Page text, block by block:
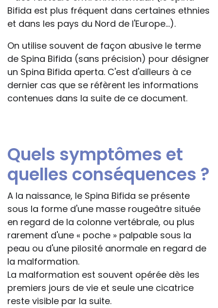
Bifida est plus fréquent dans certaines ethnies
et dans les pays du Nord de l'Europe...).
On utilise souvent de façon abusive le terme
de Spina Bifida (sans précision) pour désigner
un Spina Bifida aperta. C'est d'ailleurs à ce
dernier cas que se réfèrent les informations
contenues dans la suite de ce document.
Quels symptômes et
quelles conséquences ?
A la naissance, le Spina Bifida se présente
sous la forme d'une masse rougeâtre située
en regard de la colonne vertébrale, ou plus
rarement d'une « poche » palpable sous la
peau ou d'une pilosité anormale en regard de
la malformation.
La malformation est souvent opérée dès les
premiers jours de vie et seule une cicatrice
reste visible par la suite.